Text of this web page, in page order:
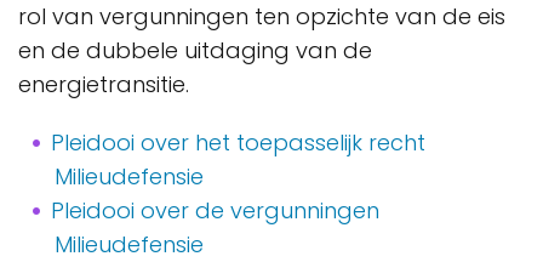
rol van vergunningen ten opzichte van de eis
en de dubbele uitdaging van de
energietransitie.
Pleidooi over het toepasselijk recht
Milieudefensie
Pleidooi over de vergunningen
Milieudefensie